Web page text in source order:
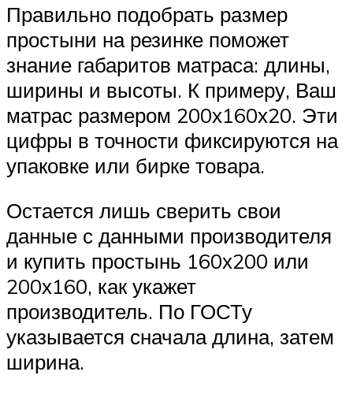
Правильно подобрать размер
простыни на резинке поможет
знание габаритов матраса: длины,
ширины и высоты. К примеру, Ваш
матрас размером 200х160х20. Эти
цифры в точности фиксируются на
упаковке или бирке товара.
Остается лишь сверить свои
данные с данными производителя
и купить простынь 160х200 или
200х160, как укажет
производитель. По ГОСТу
указывается сначала длина, затем
ширина.